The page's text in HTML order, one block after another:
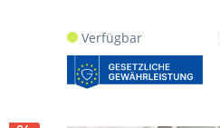
Verfügbar